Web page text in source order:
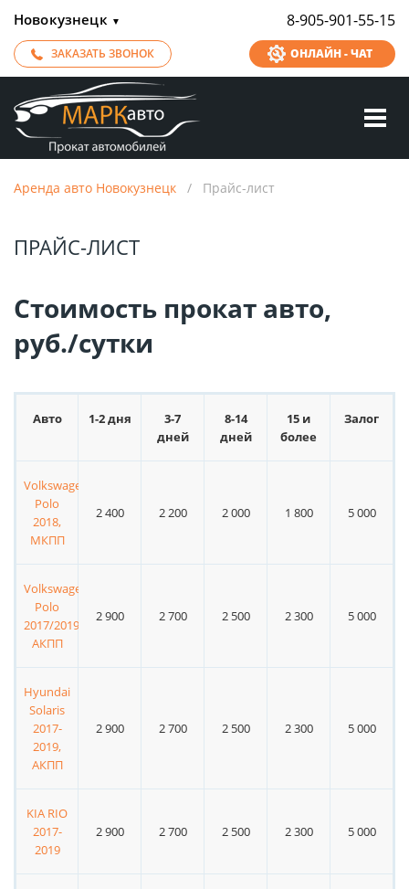
Новокузнецк ▼ 8-905-901-55-15
ЗАКАЗАТЬ ЗВОНОК ОНЛАЙН - ЧАТ
Аренда авто Новокузнецк / Прайс-лист
ПРАЙС-ЛИСТ
Стоимость прокат авто,
руб./сутки
Авто 1-2 дня
3-7
дней
8-14
дней
15 и
более
Залог
Volkswagen
Polo
2018,
МКПП
2 400 2 200 2 000 1 800 5 000
Volkswagen
Polo
2017/2019,
АКПП
2 900 2 700 2 500 2 300 5 000
Hyundai
Solaris
2017-
2019,
АКПП
2 900 2 700 2 500 2 300 5 000
KIA RIO
2017-
2019
2 900 2 700 2 500 2 300 5 000